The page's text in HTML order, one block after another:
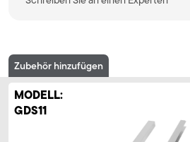
Zubehör hinzufügen
MODELL:
GDS11